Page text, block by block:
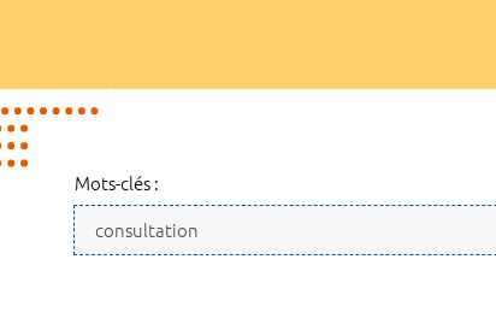
Mots-clés :